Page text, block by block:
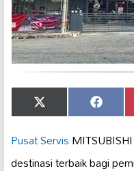
Share
on
X
(Twitter)
Share
on
Pusat ServisMITSUBISHI
destinasi terbaik bagi